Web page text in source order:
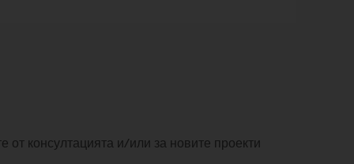
от консултацията и/или за новите проекти